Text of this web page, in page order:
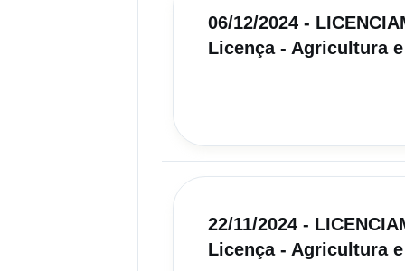
06/12/2024 -
Licença - Agricultura e
22/11/2024 -
Licença - Agricultura e